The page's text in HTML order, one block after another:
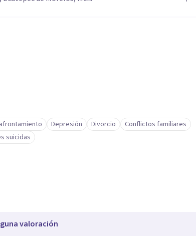
Depresión Divorcio
Conflictos familiares
suicidas
valoración